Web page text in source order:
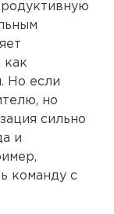
как
Но если
но
сильно
и
команду с